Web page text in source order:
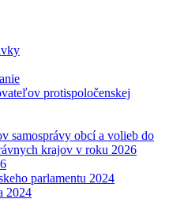
protispoločenskej
samosprávy obcí a volieb do
krajov v roku 2026
parlamentu 2024
2024